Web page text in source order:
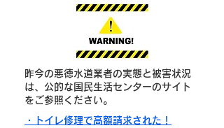
昨今の悪徳水道業者の実態と被害状況
は、公的な国民生活センターのサイト
をご参照ください。
・トイレ修理で高額請求された！